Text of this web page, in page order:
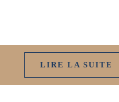
LIRE LA SUITE